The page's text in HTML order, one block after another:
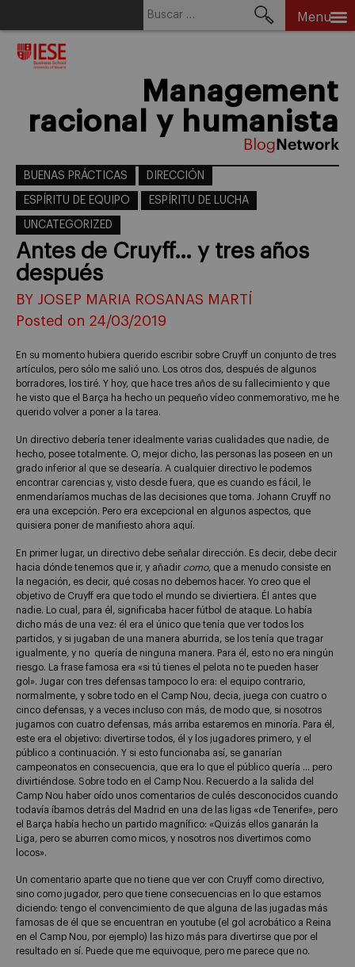
Menu
Management
racional y humanista
BUENAS PRÁCTICAS DIRECCIÓN
ESPÍRITU DE EQUIPO ESPÍRITU DE LUCHA
UNCATEGORIZED
Antes de Cruyff… y tres años
después
BY JOSEP MARIA ROSANAS MARTÍ
Posted on 24/03/2019
En su momento hubiera querido escribir sobre Cruyff un conjunto de tres
artículos, pero sólo me salió uno. Los otros dos, después de algunos
borradores, los tiré. Y hoy, que hace tres años de su fallecimiento y que
he visto que el Barça ha hecho un pequeño vídeo conmemorativo, me he
querido volver a poner a la tarea.
Un directivo debería tener idealmente varias cualidades que nadie, de
hecho, posee totalmente. O, mejor dicho, las personas las poseen en un
grado inferior al que se desearía. A cualquier directivo le podemos
encontrar carencias y, visto desde fuera, que es cuando es fácil, le
enmendaríamos muchas de las decisiones que toma. Johann Cruyff no
era una excepción. Pero era excepcional en algunos aspectos, que
quisiera poner de manifiesto ahora aquí.
En primer lugar, un directivo debe señalar dirección. Es decir, debe decir
hacia dónde tenemos que ir, y añadir como, que a menudo consiste en
la negación, es decir, qué cosas no debemos hacer. Yo creo que el
objetivo de Cruyff era que todo el mundo se diviertiera. Él antes que
nadie. Lo cual, para él, significaba hacer fútbol de ataque. Lo había
dicho más de una vez: él era el único que tenía que ver todos los
partidos, y si jugaban de una manera aburrida, se los tenía que tragar
igualmente, y no quería de ninguna manera. Para él, esto no era ningún
riesgo. La frase famosa era «si tú tienes el pelota no te pueden haser
gol». Jugar con tres defensas tampoco lo era: el equipo contrario,
normalmente, y sobre todo en el Camp Nou, decia, juega con cuatro o
cinco defensas, y a veces incluso con más, de modo que, si nosotros
jugamos con cuatro defensas, más arriba estaremos en minoría. Para él,
este era el objetivo: divertirse todos, él y los jugadores primero, y el
público a continuación. Y si esto funcionaba así, se ganarían
campeonatos en consecuencia, que era lo que el público quería … pero
divirtiéndose. Sobre todo en el Camp Nou. Recuerdo a la salida del
Camp Nou haber oído unos comentarios de culés desconocidos cuando
todavía íbamos detrás del Madrid en una de las ligas «de Tenerife», pero
el Barça había hecho un partido magnífico: «Quizás ellos ganarán la
Liga, pero se aburren como micos, y nosotros nos divertimos como
locos».
Un comentario aparte que no tiene que ver con Cruyff como directivo,
sino como jugador, pero que tiene consecuencias en lo que estamos
diciendo: tengo el convencimiento de que alguna de las jugadas más
famosas de él que se encuentran en youtube (el gol acrobático a Reina
en el Camp Nou, por ejemplo) las hizo más para divertirse que por el
resultado en sí. Puede que me equivoque, pero me parece que no.